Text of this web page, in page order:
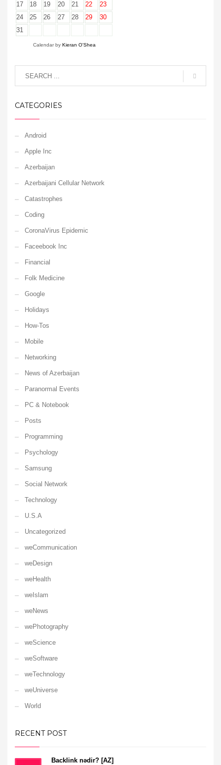
17 18 19 20 21 22
23
24
25 26 27 28 29
30
31
Calendar by Kieran O'Shea
CATEGORIES
Android
Apple Inc
Azerbaijan
Azerbaijani Cellular Network
Catastrophes
Coding
CoronaVirus Epidemic
Faceebook Inc
Financial
Folk Medicine
Google
Holidays
How-Tos
Mobile
Networking
News of Azerbaijan
Paranormal Events
PC & Notebook
Posts
Programming
Psychology
Samsung
Social Network
Technology
U.S.A
Uncategorized
weCommunication
weDesign
weHealth
weIslam
weNews
wePhotography
weScience
weSoftware
weTechnology
weUniverse
World
RECENT POST
Backlink nədir? [AZ]